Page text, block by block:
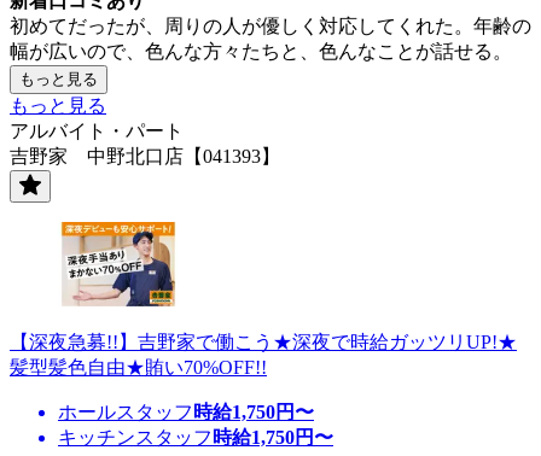
初めてだったが、周りの人が優しく対応してくれた。年齢の
幅が広いので、色んな方々たちと、色んなことが話せる。
もっと見る
もっと見る
アルバイト・パート
吉野家 中野北口店【041393】
【深夜急募!!】吉野家で働こう★深夜で時給ガッツリUP!★
髪型髪色自由★賄い70%OFF!!
ホールスタッフ 時給1,750円〜
キッチンスタッフ 時給1,750円〜